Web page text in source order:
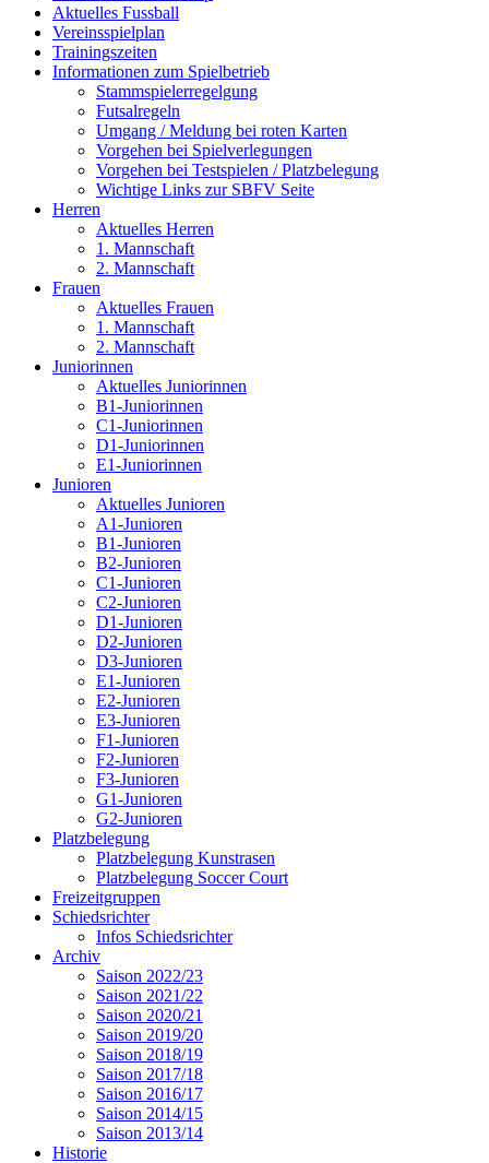
Aktuelles Fussball
Vereinsspielplan
Trainingszeiten
Informationen zum Spielbetrieb
Stammspielerregelgung
Futsalregeln
Umgang / Meldung bei roten Karten
Vorgehen bei Spielverlegungen
Vorgehen bei Testspielen / Platzbelegung
Wichtige Links zur SBFV Seite
Herren
Aktuelles Herren
1. Mannschaft
2. Mannschaft
Frauen
Aktuelles Frauen
1. Mannschaft
2. Mannschaft
Juniorinnen
Aktuelles Juniorinnen
B1-Juniorinnen
C1-Juniorinnen
D1-Juniorinnen
E1-Juniorinnen
Junioren
Aktuelles Junioren
A1-Junioren
B1-Junioren
B2-Junioren
C1-Junioren
C2-Junioren
D1-Junioren
D2-Junioren
D3-Junioren
E1-Junioren
E2-Junioren
E3-Junioren
F1-Junioren
F2-Junioren
F3-Junioren
G1-Junioren
G2-Junioren
Platzbelegung
Platzbelegung Kunstrasen
Platzbelegung Soccer Court
Freizeitgruppen
Schiedsrichter
Infos Schiedsrichter
Archiv
Saison 2022/23
Saison 2021/22
Saison 2020/21
Saison 2019/20
Saison 2018/19
Saison 2017/18
Saison 2016/17
Saison 2014/15
Saison 2013/14
Historie